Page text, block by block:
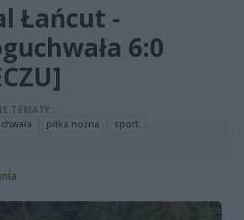
Łańcut -
6:0
TEMATY:
piłka nożna
sport